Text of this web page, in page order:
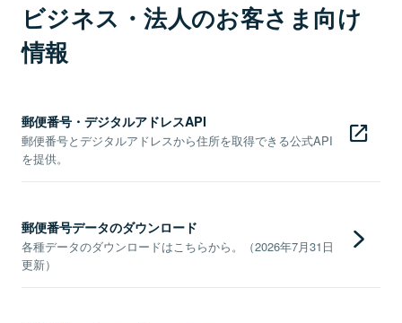
ビジネス・法人のお客さま向け
情報
郵便番号・デジタルアドレスAPI
郵便番号とデジタルアドレスから住所を取得できる公式API
を提供。
郵便番号データのダウンロード
各種データのダウンロードはこちらから。（2026年7月31日
更新）